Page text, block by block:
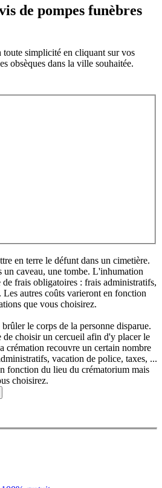
de pompes funèbres
simplicité en cliquant sur vos
obsèques dans la ville souhaitée.
en terre le défunt dans un cimetière.
un caveau, une tombe. L'inhumation
frais obligatoires : frais administratifs,
autres coûts varieront en fonction
que vous choisirez.
le corps de la personne disparue.
de choisir un cercueil afin d'y placer le
crémation recouvre un certain nombre
vacation de police, taxes, ...
fonction du lieu du crématorium mais
choisirez.